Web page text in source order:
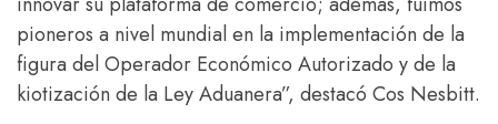
pioneros a nivel mundial en la implementación de la
figura del Operador Económico Autorizado y de la
kiotización de la Ley Aduanera”, destacó Cos Nesbitt.